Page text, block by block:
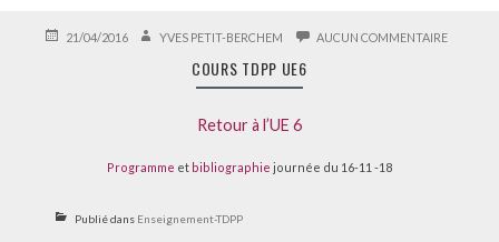
D'ARIANE
PUBLIÉ21/04/2016 AUTEUR
YVES PETIT-BERCHEM AUCUN COMMENTAIRESUR
COURS TDPP UE6
Retour à l’UE 6
Programme et bibliographie journée du 16-11 -18
Publié dans Enseignement-TDPP